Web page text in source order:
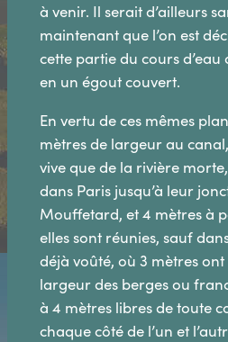
à venir. Il serait d’ailleurs
maintenant que l’on est
cette partie du cours
en un égout couvert.
En vertu de ces mêmes
mètres de largeur au
vive que de la rivière
dans Paris jusqu’à leur
Mouffetard, et 4 mètres à
elles sont réunies, sauf
déjà voûté, où 3 mètres
largeur des berges ou
à 4 mètres libres de toute
chaque côté de l’un et